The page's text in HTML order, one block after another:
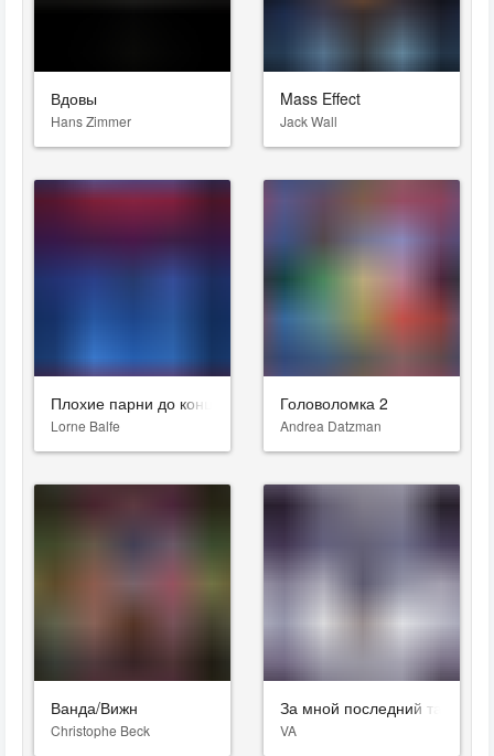
Вдовы
Hans Zimmer
Mass Effect
Jack Wall
Плохие парни до конца
Lorne Balfe
Головоломка 2
Andrea Datzman
Ванда/Вижн
Christophe Beck
За мной последний танец
VA